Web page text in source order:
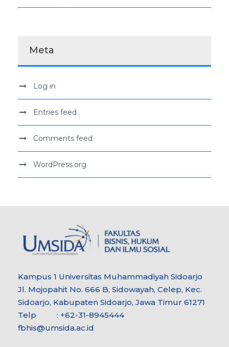
Meta
Log in
Entries feed
Comments feed
WordPress.org
Kampus 1 Universitas Muhammadiyah Sidoarjo
Jl. Mojopahit No. 666 B, Sidowayah, Celep, Kec.
Sidoarjo, Kabupaten Sidoarjo, Jawa Timur 61271
Telp : +62-31-8945444
fbhis@umsida.ac.id